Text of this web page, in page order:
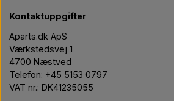
Kontaktuppgifter
Aparts.dk ApS
Værkstedsvej 1
4700 Næstved
Telefon: +45 5153 0797
VAT nr.: DK41235055